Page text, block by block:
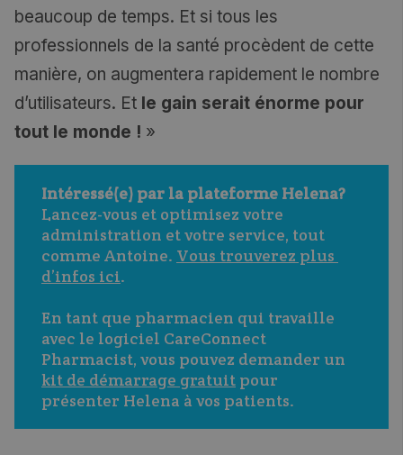
beaucoup de temps. Et si tous les
professionnels de la santé procèdent de cette
manière, on augmentera rapidement le nombre
d’utilisateurs. Et le gain serait énorme pour
tout le monde ! »
Intéressé(e) par la plateforme Helena?
Lancez-vous et optimisez votre
administration et votre service, tout
comme Antoine. Vous trouverez plus
d’infos ici.
En tant que pharmacien qui travaille
avec le logiciel CareConnect
Pharmacist, vous pouvez demander un
kit de démarrage gratuit pour
présenter Helena à vos patients.